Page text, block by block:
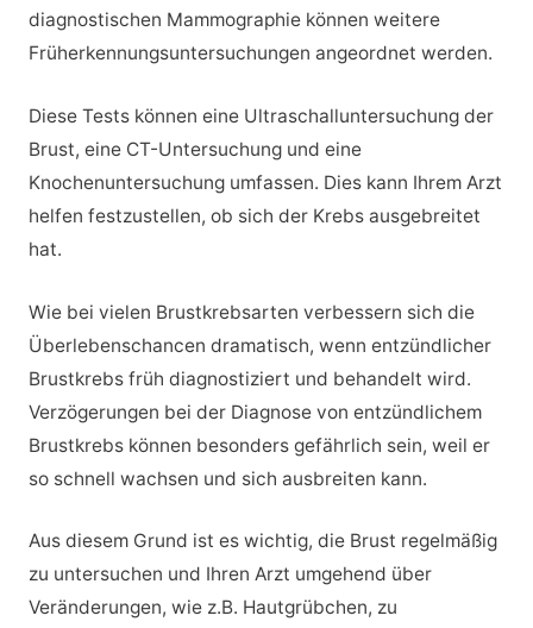
diagnostischen Mammographie können weitere
Früherkennungsuntersuchungen angeordnet werden.
Diese Tests können eine Ultraschalluntersuchung der
Brust, eine CT-Untersuchung und eine
Knochenuntersuchung umfassen. Dies kann Ihrem Arzt
helfen festzustellen, ob sich der Krebs ausgebreitet
hat.
Wie bei vielen Brustkrebsarten verbessern sich die
Überlebenschancen dramatisch, wenn entzündlicher
Brustkrebs früh diagnostiziert und behandelt wird.
Verzögerungen bei der Diagnose von entzündlichem
Brustkrebs können besonders gefährlich sein, weil er
so schnell wachsen und sich ausbreiten kann.
Aus diesem Grund ist es wichtig, die Brust regelmäßig
zu untersuchen und Ihren Arzt umgehend über
Veränderungen, wie z.B. Hautgrübchen, zu